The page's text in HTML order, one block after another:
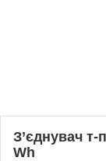
З’єднувач т-
Wh